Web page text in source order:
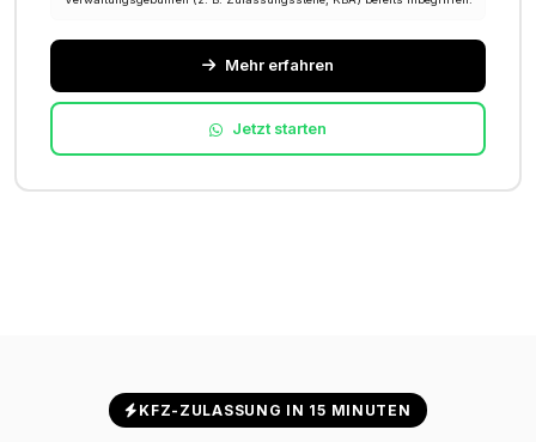
Mehr erfahren
Jetzt starten
KFZ-ZULASSUNG IN 15 MINUTEN